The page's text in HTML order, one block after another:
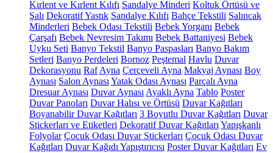
Kırlent ve Kırlent Kılıfı Sandalye Minderi Koltuk Örtüsü ve
Şalı Dekoratif Yastık Sandalye Kılıfı Bahçe Tekstili Salıncak
Minderleri Bebek Odası Tekstili Bebek Yorganı Bebek
Çarşafı Bebek Nevresim Takımı Bebek Battaniyesi Bebek
Uyku Seti Banyo Tekstil Banyo Paspasları Banyo Bakım
Setleri Banyo Perdeleri Bornoz Peştemal Havlu Duvar
Dekorasyonu Raf Ayna Çerçeveli Ayna Makyaj Aynası Boy
Aynası Salon Aynası Yatak Odası Aynası Parçalı Ayna
Dresuar Aynası Duvar Aynası Ayaklı Ayna Tablo Poster
Duvar Panoları Duvar Halısı ve Örtüsü Duvar Kağıtları
Boyanabilir Duvar Kağıtları 3 Boyutlu Duvar Kağıtları Duvar
Stickerları ve Etiketleri Dekoratif Duvar Kağıtları Yapışkanlı
Folyolar Çocuk Odası Duvar Stickerları Çocuk Odası Duvar
Kağıtları Duvar Kağıdı Yapıştırıcısı Poster Duvar Kağıtları Ev